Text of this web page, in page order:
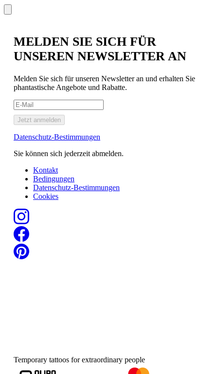
MELDEN SIE SICH FÜR
UNSEREN NEWSLETTER AN
Melden Sie sich für unseren Newsletter an und erhalten Sie
phantastische Angebote und Rabatte.
Jetzt anmelden
Datenschutz-Bestimmungen
Sie können sich jederzeit abmelden.
Kontakt
Bedingungen
Datenschutz-Bestimmungen
Cookies
Temporary tattoos for extraordinary people